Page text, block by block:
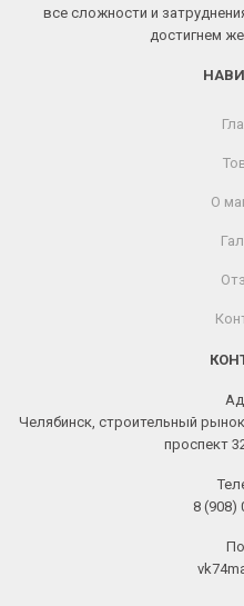
все сложности и
достигнем
О
Челябинск, строительный
проспект
8 (908)